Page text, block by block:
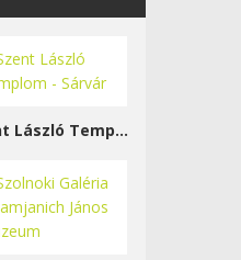
Szent László Templom - Sárvár